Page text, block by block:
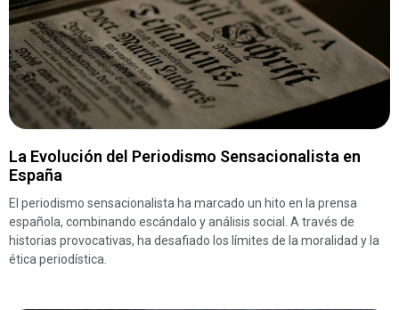
La Evolución del Periodismo Sensacionalista en
España
El periodismo sensacionalista ha marcado un hito en la prensa
española, combinando escándalo y análisis social. A través de
historias provocativas, ha desafiado los límites de la moralidad y la
ética periodística.